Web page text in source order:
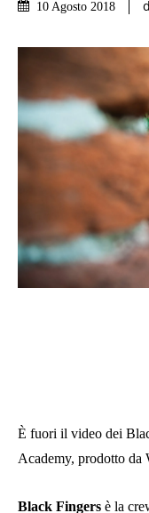
10 Agosto 2018
È fuori il video dei
Academy, prodotto da
Black Fingers è la